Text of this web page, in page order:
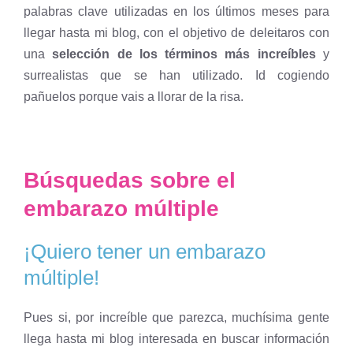
palabras clave utilizadas en los últimos meses para
llegar hasta mi blog, con el objetivo de deleitaros con
unaselección de los términos más increíblesy
surrealistas que se han utilizado. Id cogiendo
pañuelos porque vais a llorar de la risa.
Búsquedas sobre el
embarazo múltiple
¡Quiero tener un embarazo
múltiple!
Pues si, por increíble que parezca, muchísima gente
llega hasta mi blog interesada en buscar información